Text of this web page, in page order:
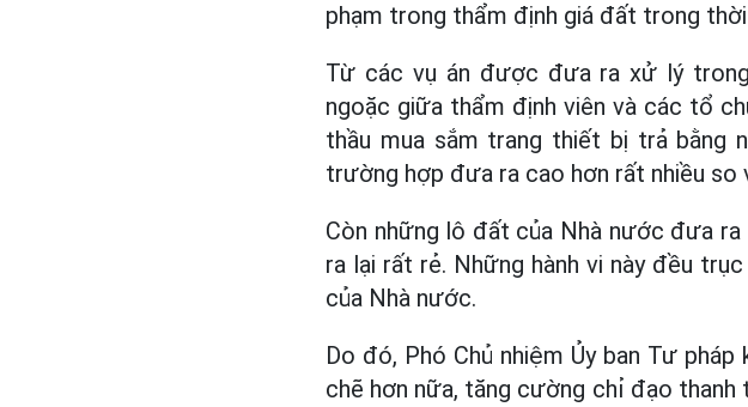
phạm trong thẩm định giá đất trong thời
Từ các vụ án được đưa ra xử lý
ngoặc giữa thẩm định viên và các tổ
thầu mua sắm trang thiết bị trả bằng
trường hợp đưa ra cao hơn rất nhiều so
Còn những lô đất của Nhà nước đưa
ra lại rất rẻ. Những hành vi này đều
của Nhà nước.
Do đó, Phó Chủ nhiệm Ủy ban Tư
chẽ hơn nữa, tăng cường chỉ đạo thanh